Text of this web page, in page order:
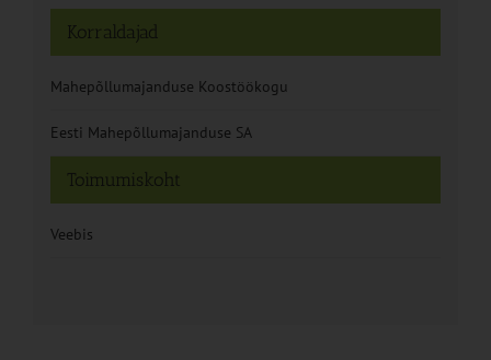
Toimumiskoht
Veebis
Korraldajad
Mahepõllumajanduse Koostöökogu
Eesti Mahepõllumajanduse SA